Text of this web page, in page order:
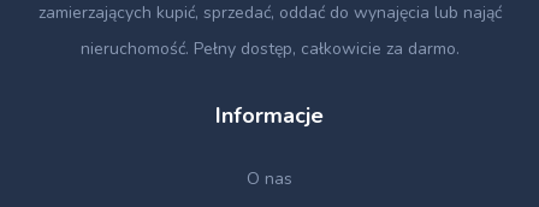
zamierzających kupić, sprzedać, oddać do wynajęcia lub nająć
nieruchomość. Pełny dostęp, całkowicie za darmo.
Informacje
O nas